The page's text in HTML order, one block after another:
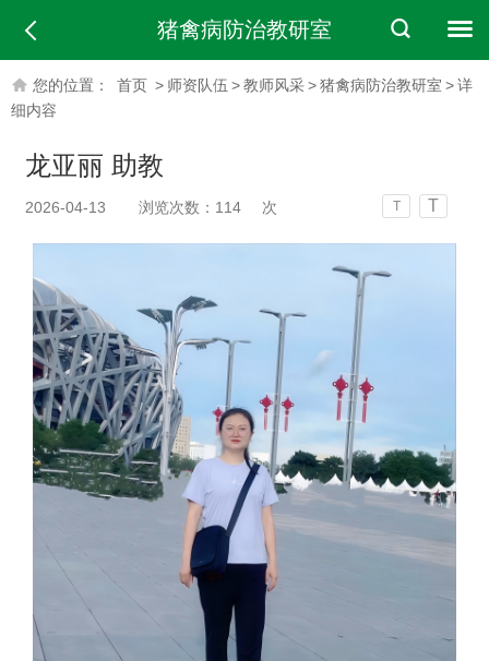
猪禽病防治教研室
您的位置： 首页 > 师资队伍 >教师风采>猪禽病防治教研室 >详
细内容
龙亚丽 助教
2026-04-13 浏览次数： 114 次 T T